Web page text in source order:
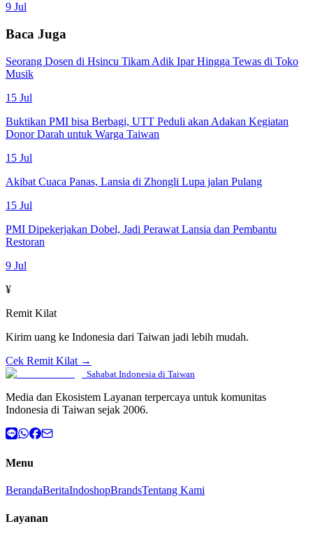
9 Jul
Baca Juga
Seorang Dosen di Hsincu Tikam Adik Ipar Hingga Tewas di Toko
Musik
15 Jul
Buktikan PMI bisa Berbagi, UTT Peduli akan Adakan Kegiatan
Donor Darah untuk Warga Taiwan
15 Jul
Akibat Cuaca Panas, Lansia di Zhongli Lupa jalan Pulang
15 Jul
PMI Dipekerjakan Dobel, Jadi Perawat Lansia dan Pembantu
Restoran
9 Jul
¥
Remit Kilat
Kirim uang ke Indonesia dari Taiwan jadi lebih mudah.
Cek Remit Kilat →
Sahabat Indonesia di Taiwan
Media dan Ekosistem Layanan terpercaya untuk komunitas
Indonesia di Taiwan sejak 2006.
Menu
BerandaBeritaIndoshopBrandsTentang Kami
Layanan